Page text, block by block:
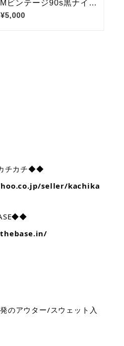
チカチ◆◆
seller/kachika
のアウター/スウェット入